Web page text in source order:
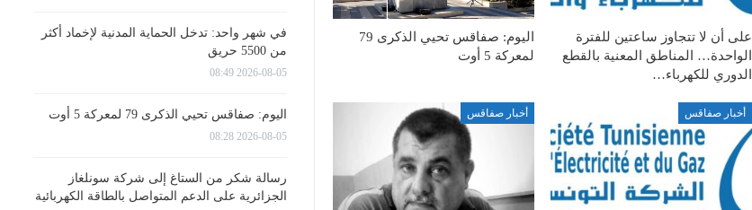
على أن لا تتجاوز ساعتين للفترة
الواحدة… المناطق المعنية بالقطع
الدوري للكهرباء…
اليوم: صفاقس تحيي الذكرى 79
لمعركة 5 أوت
أخبار صفاقس أخبار صفاقس
في شهر واحد: تدخل الحماية المدنية لإخماد أكثر
من 5500 حريق
2026-08-05 08:49
اليوم: صفاقس تحيي الذكرى 79 لمعركة 5 أوت
2026-08-05 08:28
رسالة شكر من الستاغ إلى شركة سونلغاز
الجزائرية على الدعم المتواصل بالطاقة الكهربائية